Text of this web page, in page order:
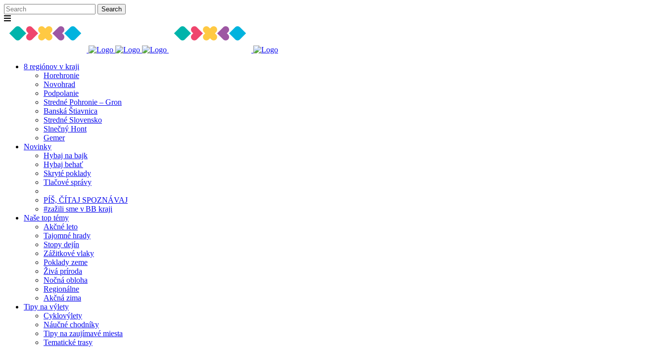
8 regiónov v kraji
Horehronie
Novohrad
Podpolanie
Stredné Pohronie – Gron
Banská Štiavnica
Stredné Slovensko
Slnečný Hont
Gemer
Novinky
Hybaj na bajk
Hybaj behať
Skryté poklady
Tlačové správy
PÍŠ, ČÍTAJ SPOZNÁVAJ
#zažili sme v BB kraji
Naše top témy
Akčné leto
Tajomné hrady
Stopy dejín
Zážitkové vlaky
Poklady zeme
Živá príroda
Nočná obloha
Regionálne
Akčná zima
Tipy na výlety
Cyklovýlety
Náučné chodníky
Tipy na zaujímavé miesta
Tematické trasy